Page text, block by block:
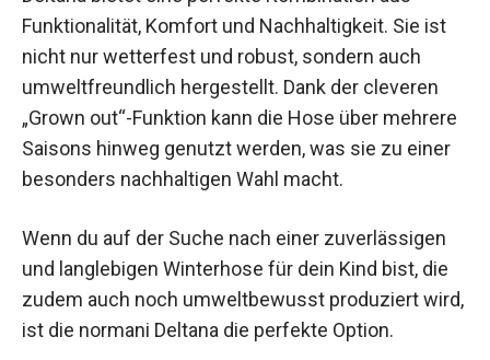
Die normani Schneehose Kinder Winterhose
Deltana bietet eine perfekte Kombination aus
Funktionalität, Komfort und Nachhaltigkeit. Sie ist
nicht nur wetterfest und robust, sondern auch
umweltfreundlich hergestellt. Dank der cleveren
„Grown out“-Funktion kann die Hose über
mehrere Saisons hinweg genutzt werden, was
sie zu einer besonders nachhaltigen Wahl macht.
Wenn du auf der Suche nach einer zuverlässigen
und langlebigen Winterhose für dein Kind bist, die
zudem auch noch umweltbewusst produziert